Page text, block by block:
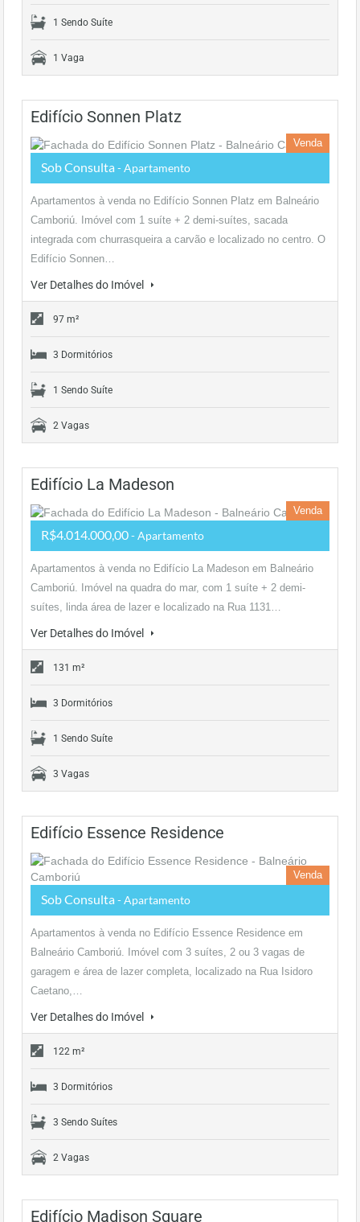
1 Sendo Suíte
1 Vaga
Edifício Sonnen Platz
Venda
Sob Consulta - Apartamento
Apartamentos à venda no Edifício Sonnen Platz em Balneário
Camboriú. Imóvel com 1 suíte + 2 demi-suítes, sacada
integrada com churrasqueira a carvão e localizado no centro. O
Edifício Sonnen…
Ver Detalhes do Imóvel
97 m²
3 Dormitórios
1 Sendo Suíte
2 Vagas
Edifício La Madeson
Venda
R$4.014.000,00- Apartamento
Apartamentos à venda no Edifício La Madeson em Balneário
Camboriú. Imóvel na quadra do mar, com 1 suíte + 2 demi-
suítes, linda área de lazer e localizado na Rua 1131…
Ver Detalhes do Imóvel
131 m²
3 Dormitórios
1 Sendo Suíte
3 Vagas
Edifício Essence Residence
Venda
Sob Consulta - Apartamento
Apartamentos à venda no Edifício Essence Residence em
Balneário Camboriú. Imóvel com 3 suítes, 2 ou 3 vagas de
garagem e área de lazer completa, localizado na Rua Isidoro
Caetano,…
Ver Detalhes do Imóvel
122 m²
3 Dormitórios
3 Sendo Suítes
2 Vagas
Edifício Madison Square